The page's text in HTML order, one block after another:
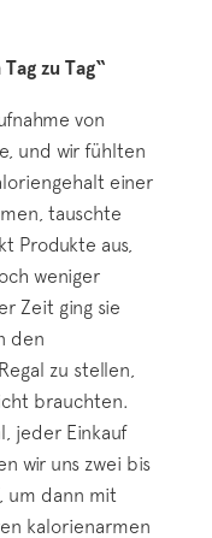
zu Tag“
von
und wir fühlten
einer
tauschte
Produkte aus,
weniger
Zeit ging sie
den
zu stellen,
brauchten.
jeder Einkauf
wir uns zwei bis
um dann mit
kalorienarmen